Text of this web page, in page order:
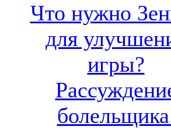
Что нужно
для
игры?